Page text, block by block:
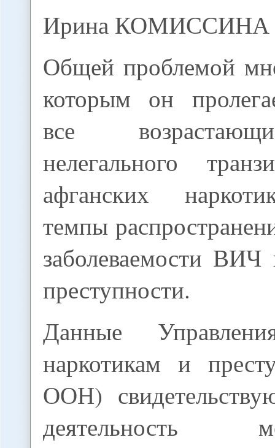
Ирина КОМИССИНА
Общей проблемой
которым он
все
нелегального
афганских
темпы
заболеваемости
преступности.
Данные
наркотикам и
ООН)
деятельность